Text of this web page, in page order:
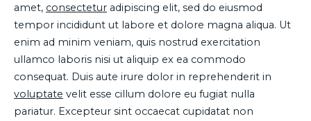
amet, consectetur adipiscing elit, sed do eiusmod
tempor incididunt ut labore et dolore magna aliqua. Ut
enim ad minim veniam, quis nostrud exercitation
ullamco laboris nisi ut aliquip ex ea commodo
consequat. Duis aute irure dolor in reprehenderit in
voluptate velit esse cillum dolore eu fugiat nulla
pariatur. Excepteur sint occaecat cupidatat non